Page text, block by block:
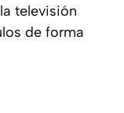
televisión
de forma